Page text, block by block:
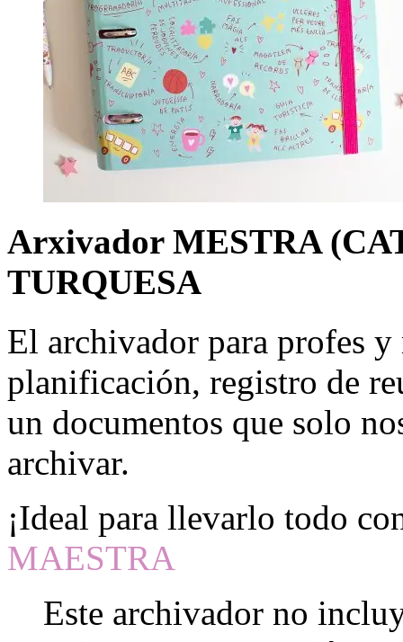
Arxivador MESTRA
TURQUESA
El archivador para profes y
planificación, registro de
un documentos que solo
archivar.
¡Ideal para llevarlo todo
MAESTRA
Este archivador no